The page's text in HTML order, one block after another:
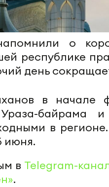
о
республике
день
в начале
байрама
в
июня.
в Telegram-
.